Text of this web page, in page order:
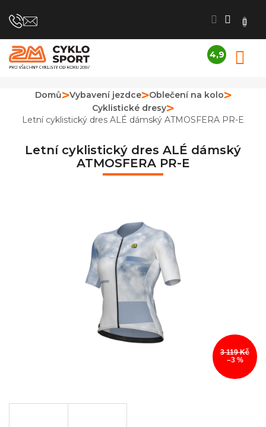
na
4,9
obchodu
je
z
Domů Vybavení jezdce
Oblečení na kolo
Cyklistické dresy
Letní cyklistický dres ALÉ dámský ATMOSFERA PR-E
Letní cyklistický dres ALÉ dámský
ATMOSFERA PR-E
3 119 Kč
–3 %